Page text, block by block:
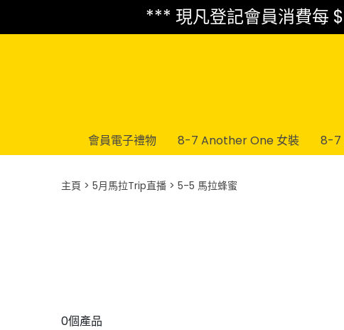
*** 現凡登記會員消費每
會員電子禮物 8-7 Another One 女裝 8-7
主頁 5月馬拉Trip直播 5-5 馬拉蜂蜜
0個產品